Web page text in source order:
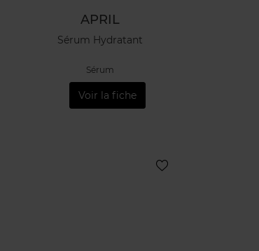
APRIL
Sérum Hydratant
Sérum
Voir la fiche